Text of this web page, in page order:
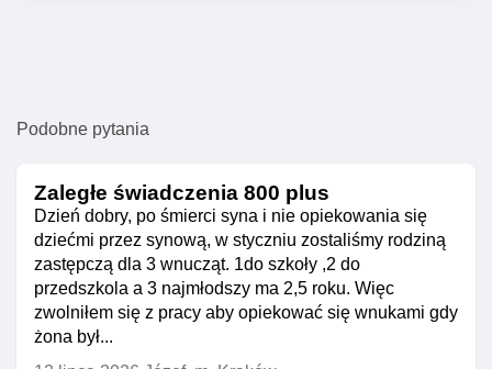
Podobne pytania
Zaległe świadczenia 800 plus
Dzień dobry, po śmierci syna i nie opiekowania się
dziećmi przez synową, w styczniu zostaliśmy rodziną
zastępczą dla 3 wnucząt. 1do szkoły ,2 do
przedszkola a 3 najmłodszy ma 2,5 roku. Więc
zwolniłem się z pracy aby opiekować się wnukami gdy
żona był...